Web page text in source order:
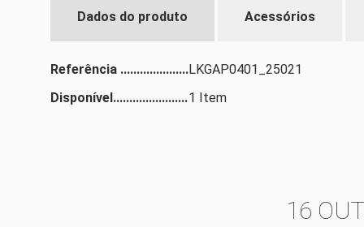
Dados do produto Acessórios
Referência
LKGAP0401_25021
Disponível
1 Item
16